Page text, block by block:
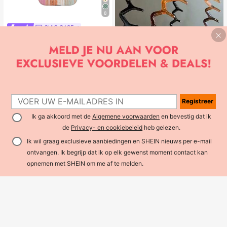
8
CHIC CASE
elefoonhoes, roze oranje blauwe ne
utrale telefoonhoes compatibel met
iPhone 17 16 15 14 13 12 11 Pro Ma
in Veelkleurig Mode telefoonhoesjes
2 stuks eenvoudige basis grote golf
haarbanden voor dames, make-up
haarbanden, plastic haarbanden, v
oor dagelijks gebruik
#1 Bestseller
in ABS Hoofdbanden
(1000+)
3.74€3.75€
Registreer
Ik ga akkoord met deAlgemene voorwaarden en bevestig dat ik
de Privacy- en cookiebeleid heb gelezen.
Ik wil graag exclusieve aanbiedingen en SHEIN nieuws per e-mail
ontvangen. Ik begrijp dat ik op elk gewenst moment contact kan
opnemen met SHEIN om me af te melden.